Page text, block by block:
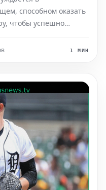
способном оказать
чтобы успешно
критериям, на
1 МИН